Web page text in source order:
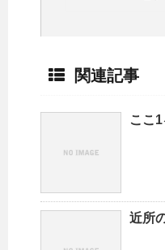
関連記事
ここ
近所